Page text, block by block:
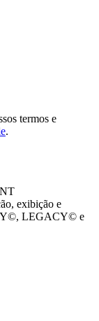
termos e
.
exibição e
LEGACY© e